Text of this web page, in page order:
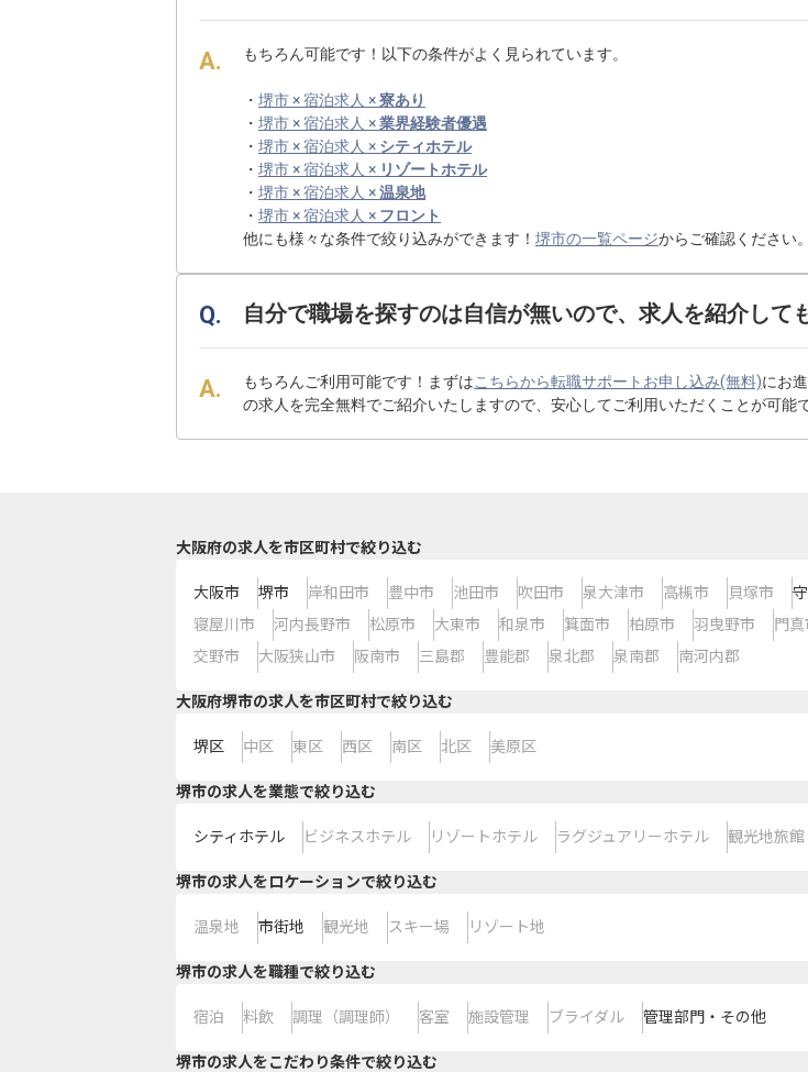
もちろん可能です！以下の条件がよく見られています。
・ 堺市 × 宿泊求人 ×寮あり
・ 堺市 × 宿泊求人 ×業界経験者優遇
・ 堺市 × 宿泊求人 × シティホテル
・ 堺市 × 宿泊求人 × リゾートホテル
・ 堺市 × 宿泊求人 ×温泉地
・ 堺市 × 宿泊求人 × フロント
他にも様々な条件で絞り込みができます！ 堺市の一覧ページからご確認ください。
自分で職場を探すのは自信が無いので、求人を紹介して
もちろんご利用可能です！まずはこちらから転職サポートお申し込み(無料)にお
の求人を完全無料でご紹介いたしますので、安心してご利用いただくことが可能で
大阪府の求人を市区町村で絞り込む
大阪市 堺市 岸和田市 豊中市 池田市 吹田市 泉大津市 高槻市 貝塚市
寝屋川市
河内長野市 松原市 大東市 和泉市 箕面市 柏原市 羽曳野市 門真
交野市
大阪狭山市 阪南市 三島郡 豊能郡 泉北郡 泉南郡 南河内郡
大阪府堺市の求人を市区町村で絞り込む
堺区 中区 東区 西区 南区 北区 美原区
堺市の求人を業態で絞り込む
シティホテル ビジネスホテル リゾートホテル ラグジュアリーホテル 観光地旅館
堺市の求人をロケーションで絞り込む
温泉地 市街地 観光地 スキー場 リゾート地
堺市の求人を職種で絞り込む
宿泊 料飲 調理（調理師） 客室 施設管理 ブライダル 管理部門・その他
堺市の求人をこだわり条件で絞り込む